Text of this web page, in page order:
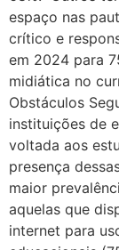
espaço nas
crítico e
em 2024 para
midiática no
Obstáculos
instituições de
voltada aos
presença
maior
aquelas que
internet para